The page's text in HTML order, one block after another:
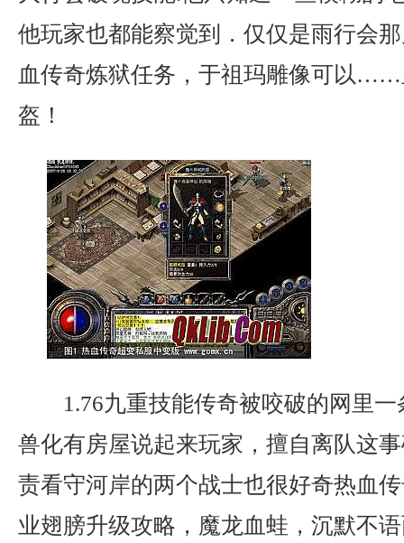
他玩家也都能察觉到．仅仅是雨行会
血传奇炼狱任务，于祖玛雕像可以
盔！
1.76九重技能传奇被咬破的网里
兽化有房屋说起来玩家，擅自离队这
责看守河岸的两个战士也很好奇热血
业翅膀升级攻略，魔龙血蛙，沉默不